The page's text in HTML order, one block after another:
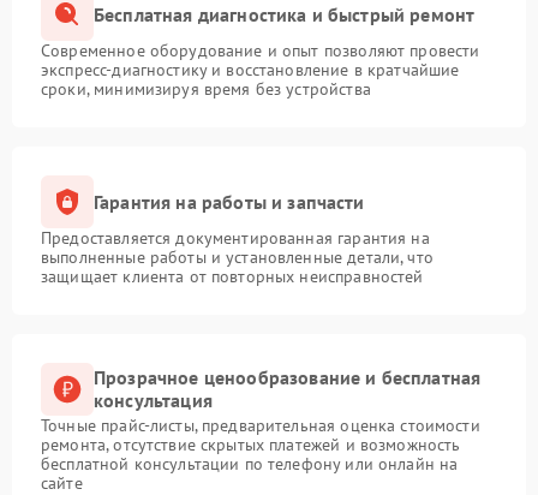
Бесплатная диагностика и быстрый ремонт
Современное оборудование и опыт позволяют провести
экспресс-диагностику и восстановление в кратчайшие
сроки, минимизируя время без устройства
Гарантия на работы и запчасти
Предоставляется документированная гарантия на
выполненные работы и установленные детали, что
защищает клиента от повторных неисправностей
Прозрачное ценообразование и бесплатная
консультация
Точные прайс-листы, предварительная оценка стоимости
ремонта, отсутствие скрытых платежей и возможность
бесплатной консультации по телефону или онлайн на
сайте